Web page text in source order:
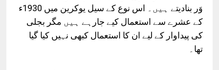
وَر بنادیتے ہیں۔ اس نوع کے سیل یوکرین میں
ء
کے عشرے سے استعمال کیے جارہے ہیں مگر بجلی
کی پیداوار کے لیے ان کا استعمال کبھی نہیں کیا گیا
تھا۔